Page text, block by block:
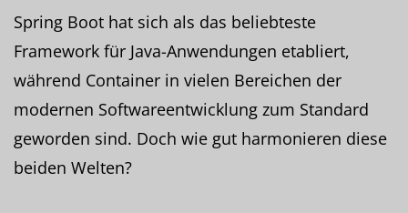
Spring Boot hat sich als das beliebteste
Framework für Java-Anwendungen etabliert,
während Container in vielen Bereichen der
modernen Softwareentwicklung zum Standard
geworden sind. Doch wie gut harmonieren diese
beiden Welten?